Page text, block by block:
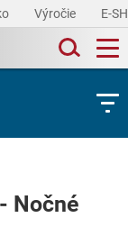
Výročie E-
Nočné